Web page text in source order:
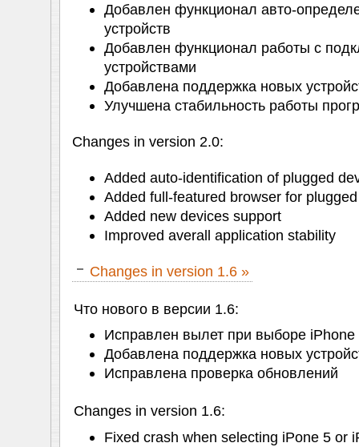
Добавлен функционал авто-
устройств
Добавлен функционал работы с
устройствами
Добавлена поддержка новых
Улучшена стабильность работы
Changes in version 2.0:
Added auto-identification of plugged
Added full-featured browser for
Added new devices support
Improved averall application stability
Changes in version 1.6 »
Что нового в версии 1.6:
Исправлен вылет при выборе iPhone
Добавлена поддержка новых
Исправлена проверка обновлений
Changes in version 1.6:
Fixed crash when selecting iPone 5 or